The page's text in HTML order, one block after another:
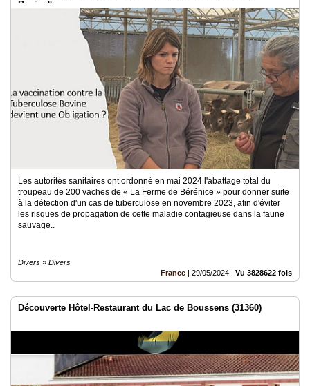
Bovine''
Les autorités sanitaires ont ordonné en mai 2024 l'abattage total du
troupeau de 200 vaches de « La Ferme de Bérénice » pour donner suite
à la détection d'un cas de tuberculose en novembre 2023, afin d'éviter
les risques de propagation de cette maladie contagieuse dans la faune
sauvage..
Divers » Divers
France | 29/05/2024 | Vu 3828622 fois
Découverte Hôtel-Restaurant du Lac de Boussens (31360)